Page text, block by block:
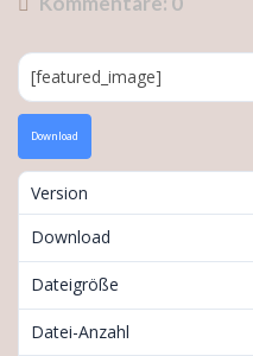
[featured_image]
Download
Version
Download
Dateigröße
Datei-Anzahl